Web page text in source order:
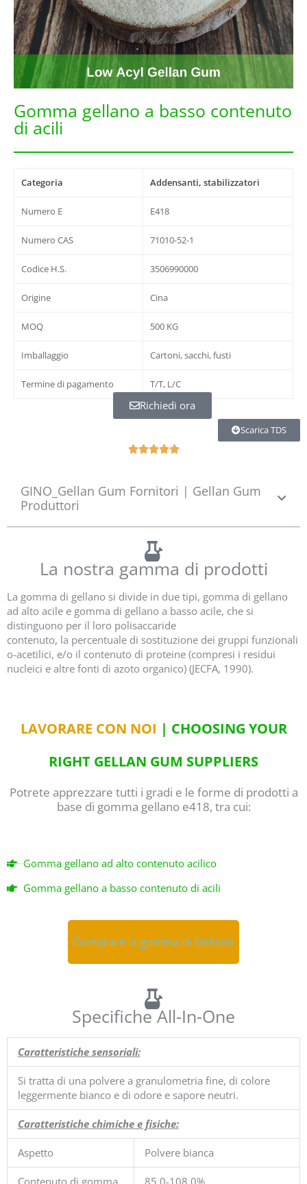
Gomma gellano a basso contenuto
di acili
Categoria Addensanti, stabilizzatori
Numero E E418
Numero CAS 71010-52-1
Codice H.S. 3506990000
Origine Cina
MOQ 500 KG
Imballaggio Cartoni, sacchi, fusti
Termine di pagamento T/T, L/C
Richiedi ora
Scarica TDS
N
GINO_Gellan Gum Fornitori | Gellan Gum
Produttori
La nostra gamma di prodotti
La gomma di gellano si divide in due tipi, gomma di gellano
ad alto acile e gomma di gellano a basso acile, che si
distinguono per il loro polisaccaride
contenuto, la percentuale di sostituzione dei gruppi funzionali
o-acetilici, e/o il contenuto di proteine (compresi i residui
nucleici e altre fonti di azoto organico) (JECFA, 1990).
LAVORARE CON NOI | CHOOSING YOUR
RIGHT GELLAN GUM SUPPLIERS
Potrete apprezzare tutti i gradi e le forme di prodotti a
base di gomma gellano e418, tra cui:
Gomma gellano ad alto contenuto acilico
Gomma gellano a basso contenuto di acili
Comprare la gomma di Gellano
Comprare la gomma di Gellano
Specifiche All-In-One
Caratteristiche sensoriali:
Si tratta di una polvere a granulometria fine, di colore
leggermente bianco e di odore e sapore neutri.
Caratteristiche chimiche e fisiche:
Aspetto Polvere bianca